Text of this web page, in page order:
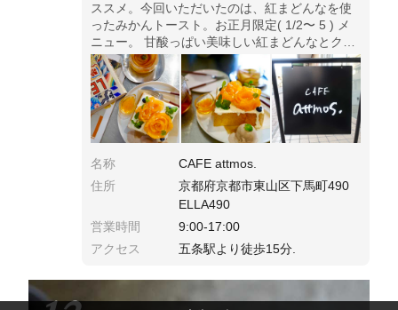
ススメ。今回いただいたのは、紅まどんなを使
ったみかんトースト。お正月限定( 1/2〜 5 ) メ
ニュー。 甘酸っぱい美味しい紅まどんなとクリ
ームチーズに美味しいパンのベストマッチで美
味しい！
名称
CAFE attmos.
住所
京都府京都市東山区下馬町490
ELLA490
営業時間
9:00-17:00
アクセス
五条駅より徒歩15分.